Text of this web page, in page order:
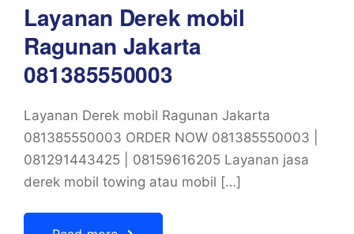
Layanan Derek mobil
Ragunan Jakarta
081385550003
Layanan Derek mobil Ragunan Jakarta
081385550003 ORDER NOW 081385550003 |
081291443425 | 08159616205 Layanan jasa
derek mobil towing atau mobil […]